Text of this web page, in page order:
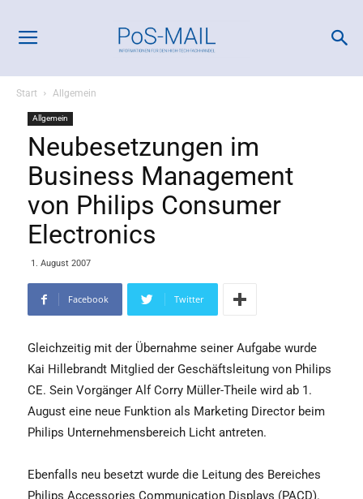
Start Allgemein
Allgemein
Neubesetzungen im
Business Management
von Philips Consumer
Electronics
1. August 2007
Facebook Twitter
Gleichzeitig mit der Übernahme seiner Aufgabe wurde
Kai Hillebrandt Mitglied der Geschäftsleitung von Philips
CE. Sein Vorgänger Alf Corry Müller-Theile wird ab 1.
August eine neue Funktion als Marketing Director beim
Philips Unternehmensbereich Licht antreten.
Ebenfalls neu besetzt wurde die Leitung des Bereiches
Philips Accessories Communication Displays (PACD).